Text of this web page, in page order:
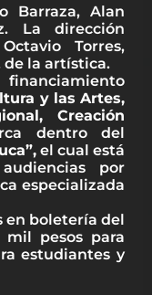
Barraza, Alan
La dirección
Torres,
de la artística.
financiamiento
y las Artes,
Creación
dentro del
el cual está
por
especializada
en boletería del
pesos para
estudiantes y